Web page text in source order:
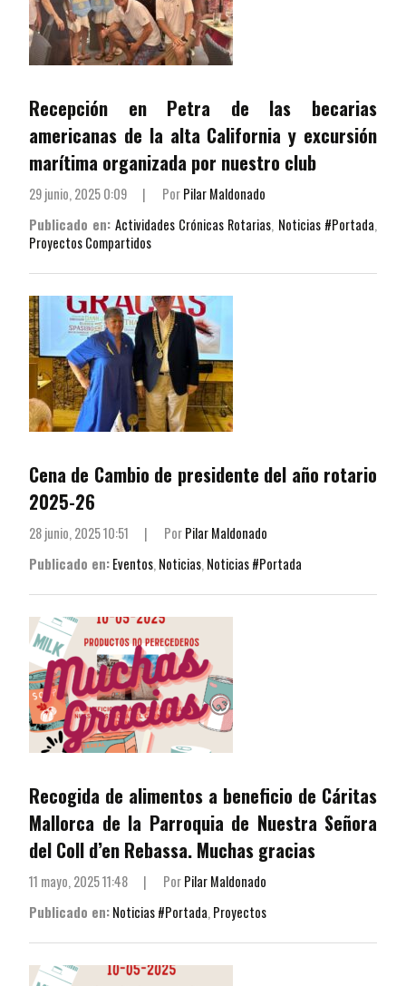
Recepción en Petra de las becarias
americanas de la alta California y excursión
marítima organizada por nuestro club
29 junio, 2025 0:09 | PorPilar Maldonado
Publicado en: Actividades Crónicas Rotarias, Noticias #Portada,
Proyectos Compartidos
Cena de Cambio de presidente del año rotario
2025-26
28 junio, 2025 10:51 | PorPilar Maldonado
Publicado en:Eventos, Noticias, Noticias #Portada
Recogida de alimentos a beneficio de Cáritas
Mallorca de la Parroquia de Nuestra Señora
del Coll d’en Rebassa. Muchas gracias
11 mayo, 2025 11:48 | PorPilar Maldonado
Publicado en:Noticias #Portada,Proyectos